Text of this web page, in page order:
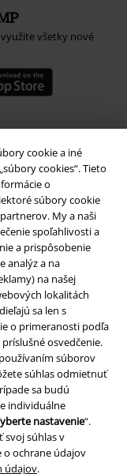
cookie a iné
cookies“. Tieto
o
súbory cookie
My a naši
spoľahlivosti a
a prispôsobenie
analýz a na
na našej
lokalitách
sa len s
o primeranosti podľa
osvedčenie.
súborov
súhlas odmietnuť
sa budú
individuálne
nastavenie“.
svoj súhlas v
o ochrane údajov
údajov.
všetky nové